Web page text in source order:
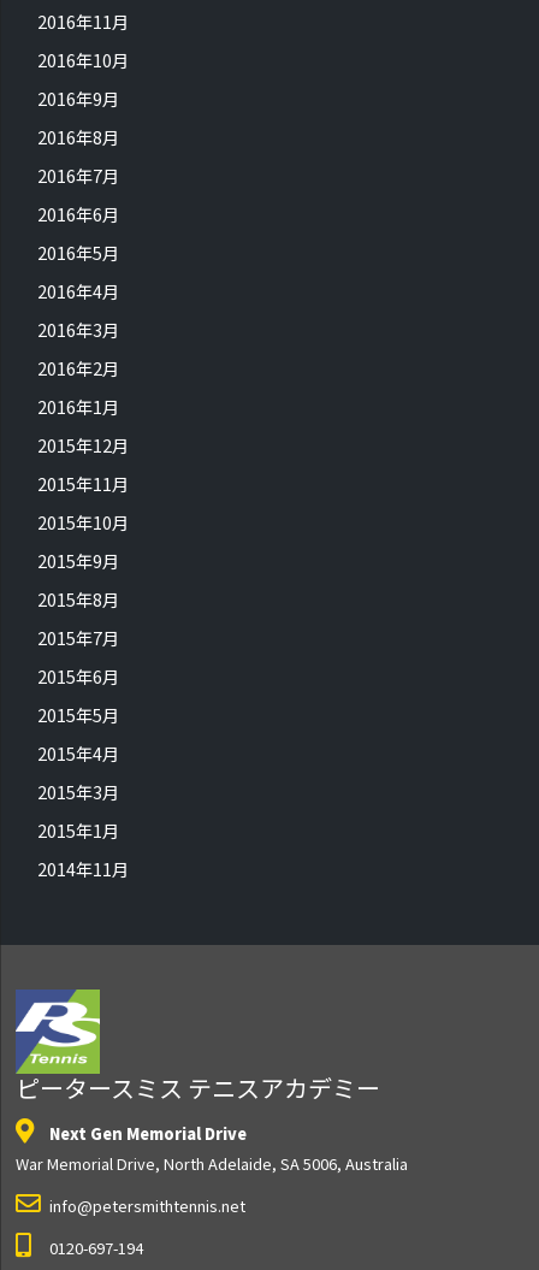
2016年11月
2016年10月
2016年9月
2016年8月
2016年7月
2016年6月
2016年5月
2016年4月
2016年3月
2016年2月
2016年1月
2015年12月
2015年11月
2015年10月
2015年9月
2015年8月
2015年7月
2015年6月
2015年5月
2015年4月
2015年3月
2015年1月
2014年11月
ピータースミス テニスアカデミー
Next Gen Memorial Drive
War Memorial Drive, North Adelaide, SA 5006, Australia
info@petersmithtennis.net
0120-697-194